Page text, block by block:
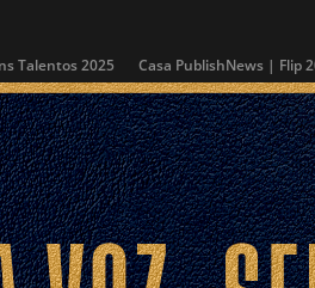
Talentos 2025 Casa PublishNews | Flip